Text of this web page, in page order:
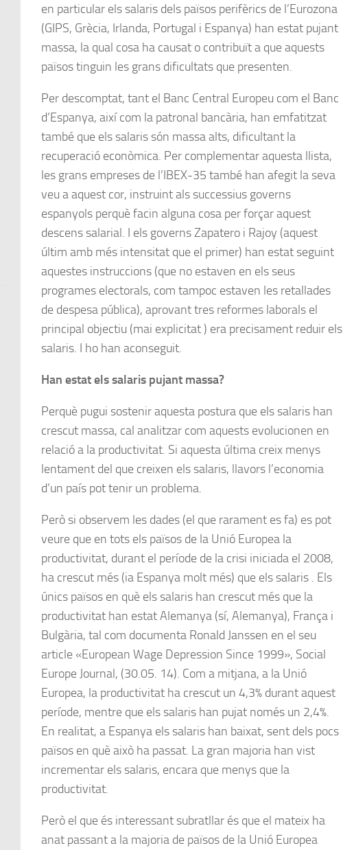
en particular els salaris dels països perifèrics de l’Eurozona
(GIPS, Grècia, Irlanda, Portugal i Espanya) han estat pujant
massa, la qual cosa ha causat o contribuït a que aquests
països tinguin les grans dificultats que presenten.
Per descomptat, tant el Banc Central Europeu com el Banc
d’Espanya, així com la patronal bancària, han emfatitzat
també que els salaris són massa alts, dificultant la
recuperació econòmica. Per complementar aquesta llista,
les grans empreses de l’IBEX-35 també han afegit la seva
veu a aquest cor, instruint als successius governs
espanyols perquè facin alguna cosa per forçar aquest
descens salarial. I els governs Zapatero i Rajoy (aquest
últim amb més intensitat que el primer) han estat seguint
aquestes instruccions (que no estaven en els seus
programes electorals, com tampoc estaven les retallades
de despesa pública), aprovant tres reformes laborals el
principal objectiu (mai explicitat ) era precisament reduir els
salaris. I ho han aconseguit.
Han estat els salaris pujant massa?
Perquè pugui sostenir aquesta postura que els salaris han
crescut massa, cal analitzar com aquests evolucionen en
relació a la productivitat. Si aquesta última creix menys
lentament del que creixen els salaris, llavors l’economia
d’un país pot tenir un problema.
Però si observem les dades (el que rarament es fa) es pot
veure que en tots els països de la Unió Europea la
productivitat, durant el període de la crisi iniciada el 2008,
ha crescut més (ia Espanya molt més) que els salaris . Els
únics països en què els salaris han crescut més que la
productivitat han estat Alemanya (sí, Alemanya), França i
Bulgària, tal com documenta Ronald Janssen en el seu
article «European Wage Depression Since 1999», Social
Europe Journal, (30.05. 14). Com a mitjana, a la Unió
Europea, la productivitat ha crescut un 4,3% durant aquest
període, mentre que els salaris han pujat només un 2,4%.
En realitat, a Espanya els salaris han baixat, sent dels pocs
països en què això ha passat. La gran majoria han vist
incrementar els salaris, encara que menys que la
productivitat.
Però el que és interessant subratllar és que el mateix ha
anat passant a la majoria de països de la Unió Europea